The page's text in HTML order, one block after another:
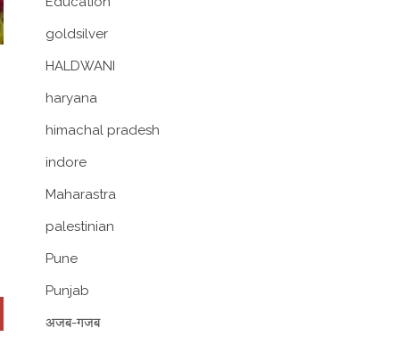
goldsilver
HALDWANI
haryana
himachal pradesh
indore
Maharastra
palestinian
Pune
Punjab
अजब-गजब